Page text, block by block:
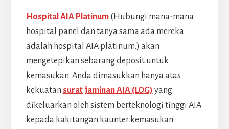
Hospital AIA Platinum(Hubungi mana-mana
hospital panel dan tanya sama ada mereka
adalah hospital AIA platinum.) akan
mengetepikan sebarang deposit untuk
kemasukan. Anda dimasukkan hanya atas
kekuatan surat jaminan AIA (LOG) yang
dikeluarkan oleh sistem berteknologi tinggi AIA
kepada kakitangan kaunter kemasukan